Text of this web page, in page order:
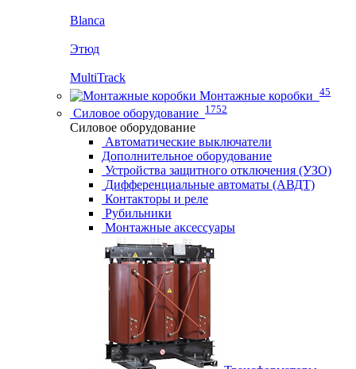
Blanca
Этюд
MultiTrack
Монтажные коробки 45
Силовое оборудование 1752
Силовое оборудование
Автоматические выключатели
Дополнительное оборудование
Устройства защитного отключения (УЗО)
Дифференциальные автоматы (АВДТ)
Контакторы и реле
Рубильники
Монтажные аксессуары